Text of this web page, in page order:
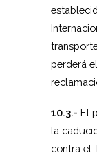
perderá
10.3.- El
la
contra el